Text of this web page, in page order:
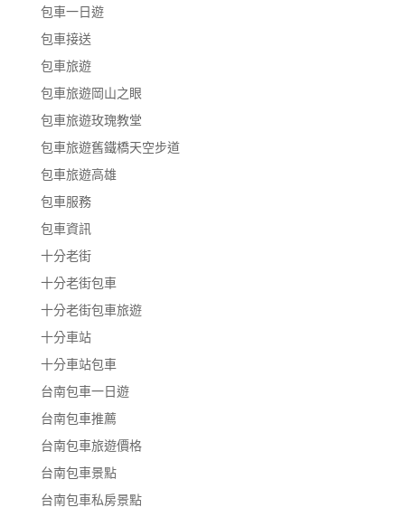
包車一日遊
包車接送
包車旅遊
包車旅遊岡山之眼
包車旅遊玫瑰教堂
包車旅遊舊鐵橋天空步道
包車旅遊高雄
包車服務
包車資訊
十分老街
十分老街包車
十分老街包車旅遊
十分車站
十分車站包車
台南包車一日遊
台南包車推薦
台南包車旅遊價格
台南包車景點
台南包車私房景點